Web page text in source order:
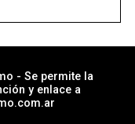
- Se permite la
y enlace a